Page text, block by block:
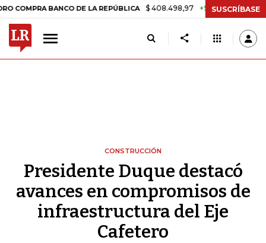
BANCO DE LA REPÚBLICA $ 408.498,97 +$ 8.753,81 +2,19%
SUSCRÍBASE
CONSTRUCCIÓN
Presidente Duque destacó
avances en compromisos de
infraestructura del Eje
Cafetero